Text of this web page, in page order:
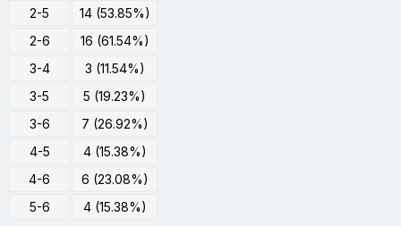
2-5
14 (53.85%)
2-6
16 (61.54%)
3-4
3 (11.54%)
3-5
5 (19.23%)
3-6
7 (26.92%)
4-5
4 (15.38%)
4-6
6 (23.08%)
5-6
4 (15.38%)